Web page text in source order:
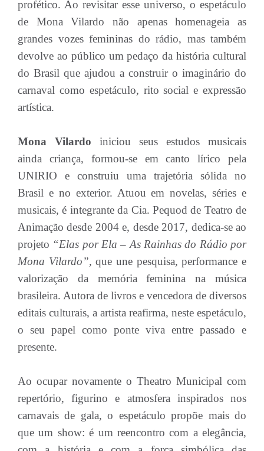
profético. Ao revisitar esse universo, o espetáculo
de Mona Vilardo não apenas homenageia as
grandes vozes femininas do rádio, mas também
devolve ao público um pedaço da história cultural
do Brasil que ajudou a construir o imaginário do
carnaval como espetáculo, rito social e expressão
artística.
Mona Vilardo iniciou seus estudos musicais
ainda criança, formou-se em canto lírico pela
UNIRIO e construiu uma trajetória sólida no
Brasil e no exterior. Atuou em novelas, séries e
musicais, é integrante da Cia. Pequod de Teatro de
Animação desde 2004 e, desde 2017, dedica-se ao
projeto “Elas por Ela – As Rainhas do Rádio por
Mona Vilardo”, que une pesquisa, performance e
valorização da memória feminina na música
brasileira. Autora de livros e vencedora de diversos
editais culturais, a artista reafirma, neste espetáculo,
o seu papel como ponte viva entre passado e
presente.
Ao ocupar novamente o Theatro Municipal com
repertório, figurino e atmosfera inspirados nos
carnavais de gala, o espetáculo propõe mais do
que um show: é um reencontro com a elegância,